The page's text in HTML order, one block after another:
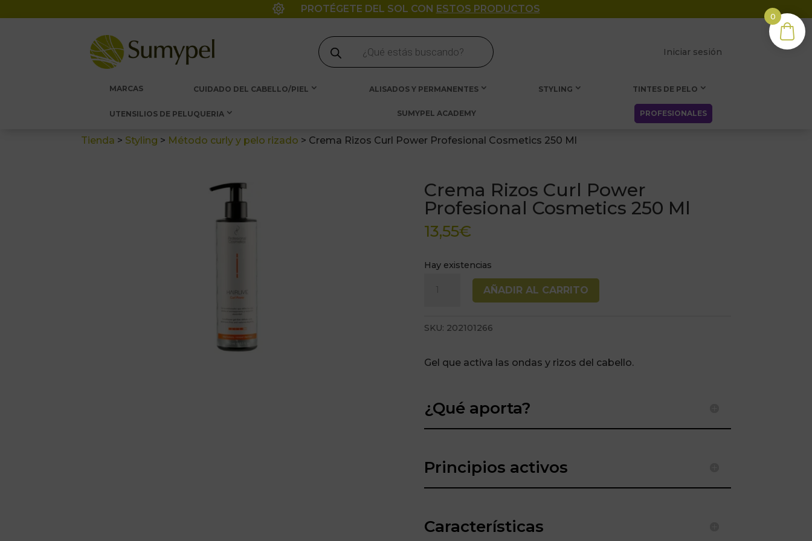
 PROTÉGETE DEL SOL CON ESTOS PRODUCTOS
Búsqueda
de
productos
Iniciar sesión
MARCAS CUIDADO DEL CABELLO/PIEL ALISADOS Y PERMANENTES STYLING TINTES DE PELO
UTENSILIOS DE PELUQUERIA SUMYPEL ACADEMY PROFESIONALES
Tienda > Styling > Método curly y pelo rizado > Crema Rizos Curl Power Profesional Cosmetics 250 Ml
Crema Rizos Curl Power
Profesional Cosmetics 250 Ml
13,55€
Hay existencias
Power
Cosmetics
cantidad
AÑADIR AL CARRITO
SKU: 202101266
Gel que activa las ondas y rizos del cabello.
¿Qué aporta?
Principios activos
Características
0